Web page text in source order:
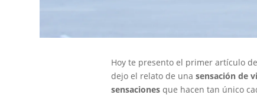
Hoy te presento el primer artículo
dejo el relato de unasensación de
sensaciones que hacen tan único